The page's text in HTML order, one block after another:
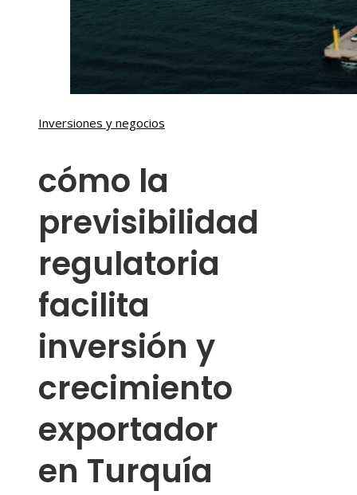
Inversiones y negocios
cómo la
previsibilidad
regulatoria
facilita
inversión y
crecimiento
exportador
en Turquía